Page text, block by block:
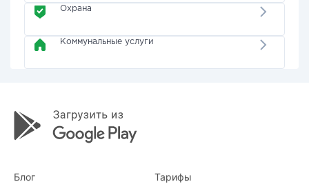
Охрана
Коммунальные услуги
Блог Тарифы